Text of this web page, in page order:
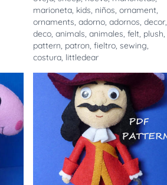
marioneta, kids, niños,ornament,
ornaments,adorno,adornos,decor,
deco,animals,animales,felt, plush,
pattern, patron,fieltro,sewing,
costura, littledear